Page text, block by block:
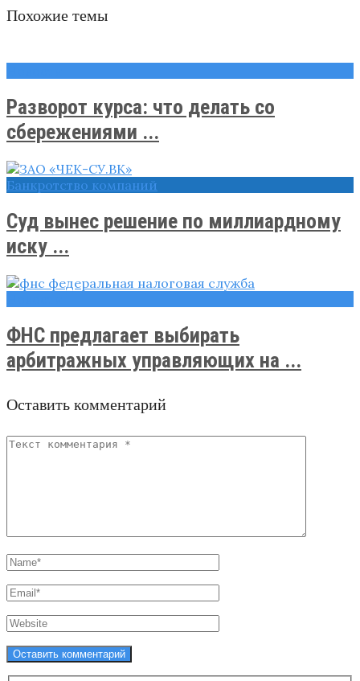
Похожие темы
Разворот курса: что делать со
сбережениями ...
Банкротство компаний
Суд вынес решение по миллиардному
иску ...
ФНС предлагает выбирать
арбитражных управляющих на ...
Оставить комментарий